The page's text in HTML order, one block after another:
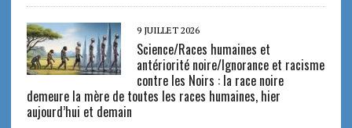
9 JUILLET 2026
Science/Races humaines et
antériorité noire/Ignorance et racisme
contre les Noirs : la race noire
demeure la mère de toutes les races humaines, hier
aujourd’hui et demain